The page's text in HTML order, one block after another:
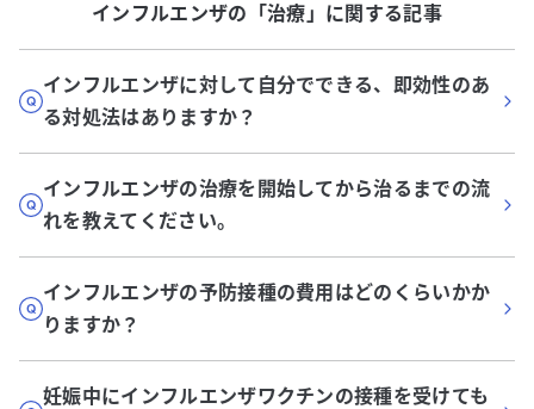
インフルエンザの「治療 」に関する記事
インフルエンザに対して自分でできる、即効性のあ
る対処法はありますか？
インフルエンザの治療を開始してから治るまでの流
れを教えてください。
インフルエンザの予防接種の費用はどのくらいかか
りますか？
妊娠中にインフルエンザワクチンの接種を受けても